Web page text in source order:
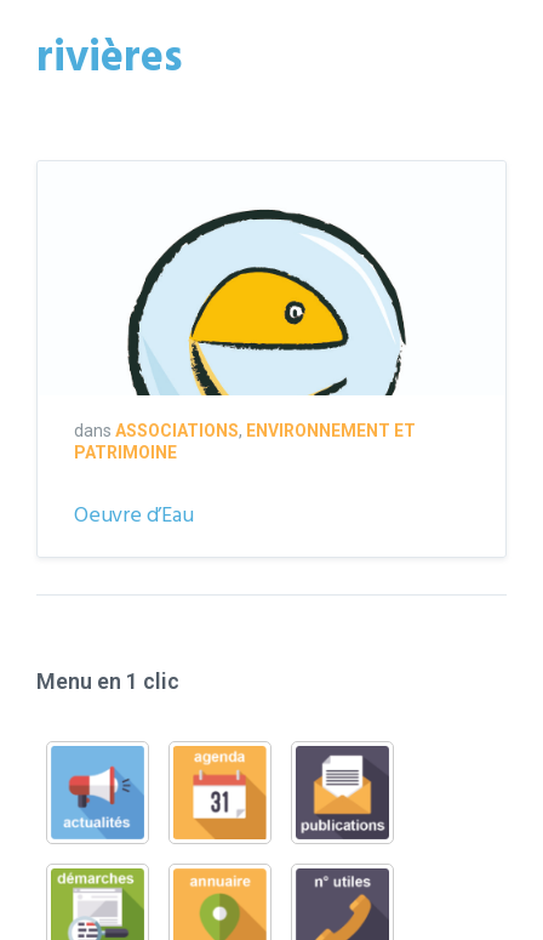
rivières
dans ASSOCIATIONS, ENVIRONNEMENT ET
PATRIMOINE
Oeuvre d’Eau
Menu en 1 clic